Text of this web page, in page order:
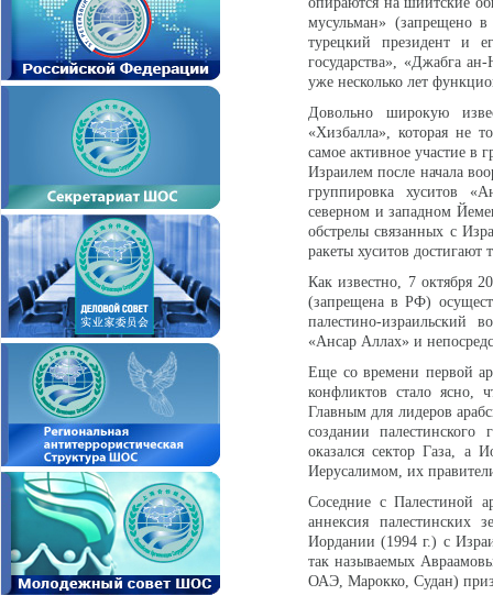
мусульман» (запрещено
турецкий президент и
государства», «Джабга
уже несколько лет
Довольно широкую
«Хизбалла», которая не
самое активное участие в
Израилем после начала
группировка хуситов
северном и западном
обстрелы связанных с
ракеты хуситов достигают
Как известно, 7 октября
(запрещена в РФ)
палестино-израильский
«Ансар Аллах» и
Еще со времени первой
конфликтов стало ясно,
Главным для лидеров
создании
оказался сектор Газа, а
Иерусалимом, их
Соседние с Палестиной
аннексия палестинских
Иордании (1994 г.) с
так называемых
ОАЭ, Марокко, Судан)